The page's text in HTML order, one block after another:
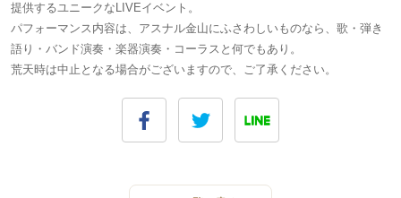
提供するユニークなLIVEイベント。
パフォーマンス内容は、アスナル金山にふさわしいものなら、歌・弾き
語り・バンド演奏・楽器演奏・コーラスと何でもあり。
荒天時は中止となる場合がございますので、ご了承ください。